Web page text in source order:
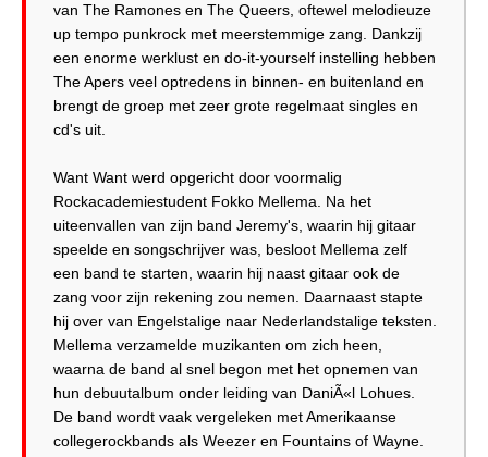
van The Ramones en The Queers, oftewel melodieuze
up tempo punkrock met meerstemmige zang. Dankzij
een enorme werklust en do-it-yourself instelling hebben
The Apers veel optredens in binnen- en buitenland en
brengt de groep met zeer grote regelmaat singles en
cd's uit.
Want Want werd opgericht door voormalig
Rockacademiestudent Fokko Mellema. Na het
uiteenvallen van zijn band Jeremy's, waarin hij gitaar
speelde en songschrijver was, besloot Mellema zelf
een band te starten, waarin hij naast gitaar ook de
zang voor zijn rekening zou nemen. Daarnaast stapte
hij over van Engelstalige naar Nederlandstalige teksten.
Mellema verzamelde muzikanten om zich heen,
waarna de band al snel begon met het opnemen van
hun debuutalbum onder leiding van DaniÃ«l Lohues.
De band wordt vaak vergeleken met Amerikaanse
collegerockbands als Weezer en Fountains of Wayne.